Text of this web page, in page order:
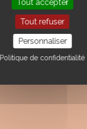
Tout accepter
Tout refuser
Personnaliser
Politique de confidentialité